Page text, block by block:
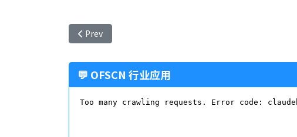
Previous article: 光纤光栅传感技术在智能可穿戴设备方面的
Prev
💬 OFSCN 行业应用